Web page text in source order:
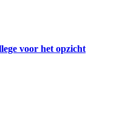
voor het opzicht